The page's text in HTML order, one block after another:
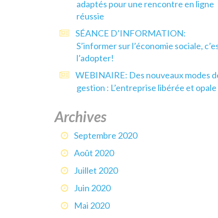
adaptés pour une rencontre en ligne
réussie
SÉANCE D’INFORMATION:
S’informer sur l’économie sociale,
l’adopter!
WEBINAIRE: Des nouveaux modes
gestion : L’entreprise libérée et opale
Archives
Septembre 2020
Août 2020
Juillet 2020
Juin 2020
Mai 2020